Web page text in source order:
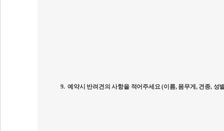
9. 예약시 반려견의 사항을 적어주세요(이름, 몸무게 , 견종, 성